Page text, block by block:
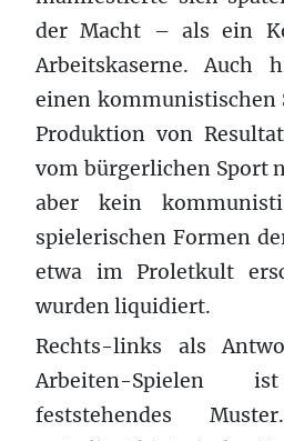
der Macht – als ein
Arbeitskaserne. Auch
einen kommunistischen
Produktion von
vom bürgerlichen Sport
aber kein
spielerischen Formen
etwa im Proletkult
wurden liquidiert.
Rechts-links als
Arbeiten-
feststehendes